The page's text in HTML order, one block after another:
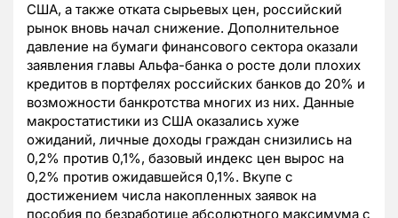
США, а также отката сырьевых цен, российский
рынок вновь начал снижение. Дополнительное
давление на бумаги финансового сектора оказали
заявления главы Альфа-банка о росте доли плохих
кредитов в портфелях российских банков до 20% и
возможности банкротства многих из них. Данные
макростатистики из США оказались хуже
ожиданий, личные доходы граждан снизились на
0,2% против 0,1%, базовый индекс цен вырос на
0,2% против ожидавшейся 0,1%. Вкупе с
достижением числа накопленных заявок на
пособия по безработице абсолютного максимума с